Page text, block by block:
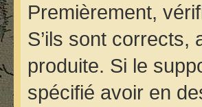
Premièrement,
S’ils sont corrects,
produite. Si le
spécifié avoir en